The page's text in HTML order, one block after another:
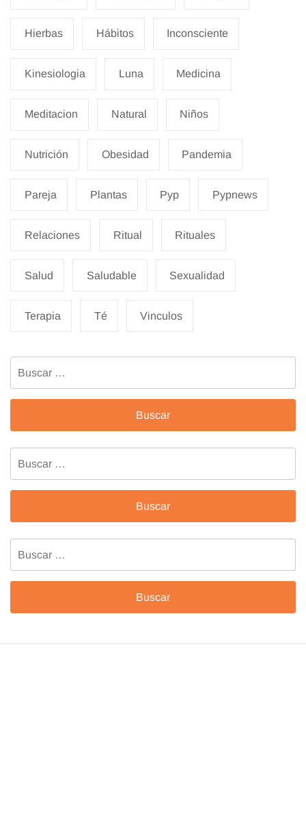
Hierbas Hábitos Inconsciente
Kinesiologia Luna Medicina
Meditacion Natural Niños
Nutrición Obesidad Pandemia
Pareja Plantas Pyp Pypnews
Relaciones Ritual Rituales
Salud Saludable Sexualidad
Terapia Té Vinculos